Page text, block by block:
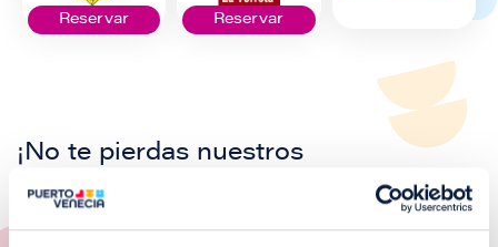
Reservar Reservar
¡No te pierdas nuestros
EVENTOS!
Ver todos >